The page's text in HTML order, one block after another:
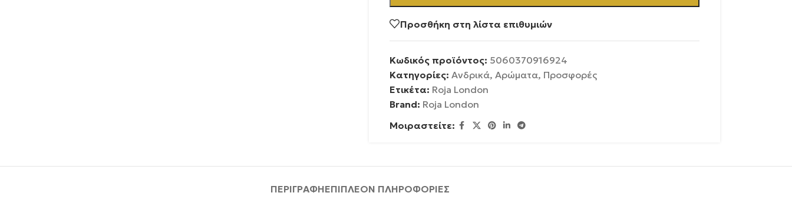
Προσθήκη στη λίστα επιθυμιών
Κωδικός προϊόντος: 5060370916924
Κατηγορίες: Ανδρικά, Αρώματα, Προσφορές
Ετικέτα: Roja London
Brand: Roja London
Μοιραστείτε:
ΠΕΡΙΓΡΑΦΉΕΠΙΠΛΈΟΝ ΠΛΗΡΟΦΟΡΊΕΣ